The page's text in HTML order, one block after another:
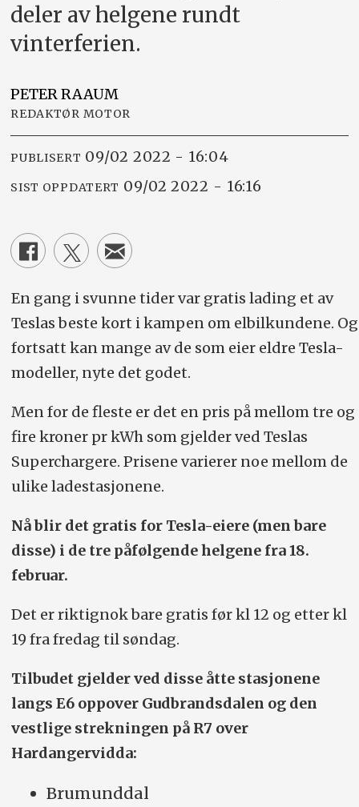
deler av helgene rundt
vinterferien.
PETERRAAUM
REDAKTØR MOTOR
PUBLISERT 09/02 2022 - 16:04
SIST OPPDATERT 09/02 2022 - 16:16
En gang i svunne tider var gratis lading et av
Teslas beste kort i kampen om elbilkundene. Og
fortsatt kan mange av de som eier eldre Tesla-
modeller, nyte det godet.
Men for de fleste er det en pris på mellom tre og
fire kroner pr kWh som gjelder ved Teslas
Superchargere. Prisene varierer noe mellom de
ulike ladestasjonene.
Nå blir det gratis for Tesla-eiere (men bare
disse) i de tre påfølgende helgene fra 18.
februar.
Det er riktignok bare gratis før kl 12 og etter kl
19 fra fredag til søndag.
Tilbudet gjelder ved disse åtte stasjonene
langs E6 oppover Gudbrandsdalen og den
vestlige strekningen på R7 over
Hardangervidda:
Brumunddal